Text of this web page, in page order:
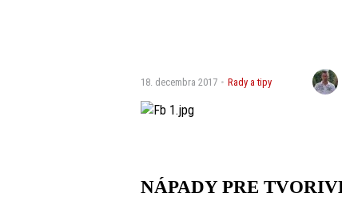
18. decembra 2017 Rady a tipy
NÁPADY PRE